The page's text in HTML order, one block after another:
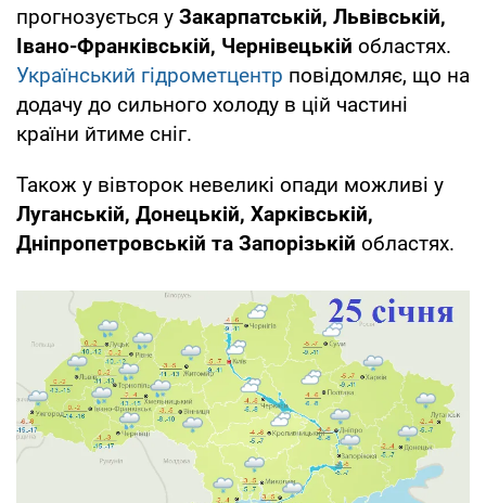
прогнозується у Закарпатській, Львівській,
Івано-Франківській, Чернівецькій областях.
Український гідрометцентр повідомляє, що на
додачу до сильного холоду в цій частині
країни йтиме сніг.
Також у вівторок невеликі опади можливі у
Луганській, Донецькій, Харківській,
Дніпропетровській та Запорізькій областях.